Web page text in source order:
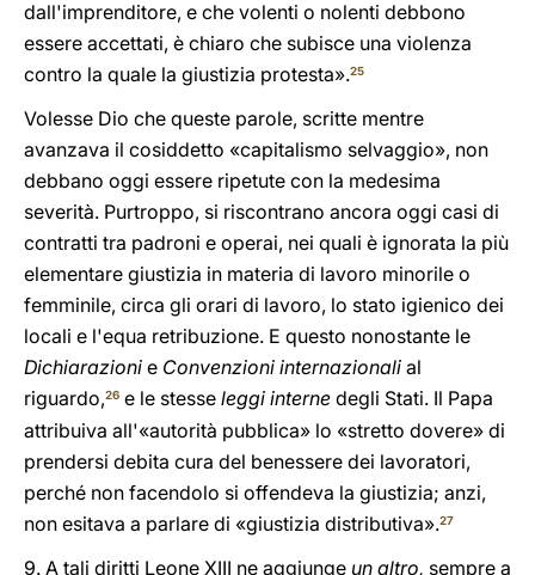
dall'imprenditore, e che volenti o nolenti debbono
essere accettati, è chiaro che subisce una violenza
contro la quale la giustizia protesta».25
Volesse Dio che queste parole, scritte mentre
avanzava il cosiddetto «capitalismo selvaggio», non
debbano oggi essere ripetute con la medesima
severità. Purtroppo, si riscontrano ancora oggi casi di
contratti tra padroni e operai, nei quali è ignorata la più
elementare giustizia in materia di lavoro minorile o
femminile, circa gli orari di lavoro, lo stato igienico dei
locali e l'equa retribuzione. E questo nonostante le
Dichiarazioni e Convenzioni internazionali al
riguardo,26 e le stesse leggi interne degli Stati. Il Papa
attribuiva all'«autorità pubblica» lo «stretto dovere» di
prendersi debita cura del benessere dei lavoratori,
perché non facendolo si offendeva la giustizia; anzi,
non esitava a parlare di «giustizia distributiva».27
9. A tali diritti Leone XIII ne aggiunge un altro, sempre a